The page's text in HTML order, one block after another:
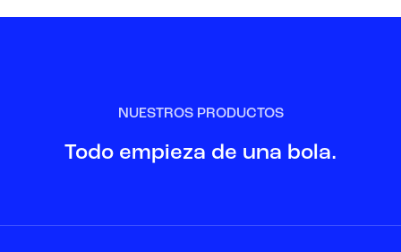
NUESTROS PRODUCTOS
Todo empieza de una bola.